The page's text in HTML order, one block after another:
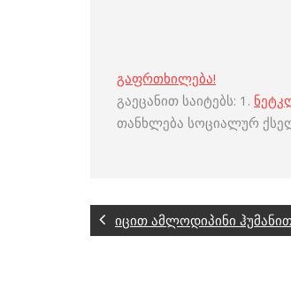
გაფრთხილება!
გაეცანით საიტებს: 1.
თანხლება სოციალურ
იცით ამლოდიპინი